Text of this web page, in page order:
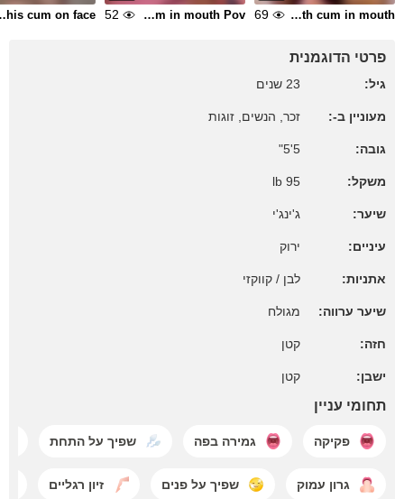
Gentle blowjob with cum in mouth
69
blowjob with cum in mouth Pov
52
on face
פרטי הדוגמנית
גיל: 23 שנים
מעוניין ב-: זכר, הנשים, זוגות
גובה: 5'5"
משקל: 95 lb
שיער: ג'ינג'י
עיניים: ירוק
אתניות: לבן / קווקזי
שיער ערווה: מגולח
חזה: קטן
ישבן: קטן
תחומי עניין
פקיקה גמירה בפה שפיך על התחת
גרון עמוק שפיך על פנים זיון רגליים